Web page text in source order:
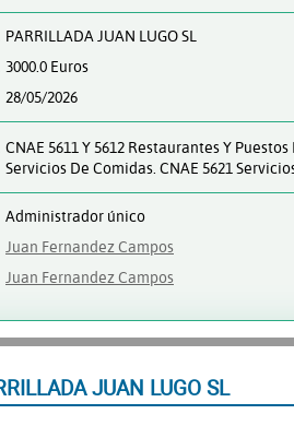
PARRILLADA JUAN LUGO SL
3000.0 Euros
28/05/2026
CNAE 5611 Y 5612 Restaurantes Y
Servicios De Comidas. CNAE 5621
Administrador único
Juan Fernandez Campos
Juan Fernandez Campos
JUAN LUGO SL